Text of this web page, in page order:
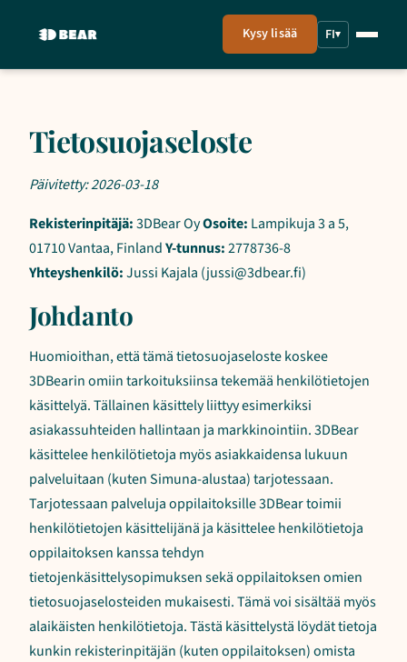
Kysy lisää FI▾
Tietosuojaseloste
Päivitetty: 2026-03-18
Rekisterinpitäjä:3DBear OyOsoite: Lampikuja 3 a 5,
01710 Vantaa, FinlandY-tunnus:2778736-8
Yhteyshenkilö:Jussi Kajala (jussi@3dbear.fi)
Johdanto
Huomioithan, että tämä tietosuojaseloste koskee
3DBearin omiin tarkoituksiinsa tekemää henkilötietojen
käsittelyä. Tällainen käsittely liittyy esimerkiksi
asiakassuhteiden hallintaan ja markkinointiin. 3DBear
käsittelee henkilötietoja myös asiakkaidensa lukuun
palveluitaan (kuten Simuna-alustaa) tarjotessaan.
Tarjotessaan palveluja oppilaitoksille 3DBear toimii
henkilötietojen käsittelijänä ja käsittelee henkilötietoja
oppilaitoksen kanssa tehdyn
tietojenkäsittelysopimuksen sekä oppilaitoksen omien
tietosuojaselosteiden mukaisesti. Tämä voi sisältää myös
alaikäisten henkilötietoja. Tästä käsittelystä löydät tietoja
kunkin rekisterinpitäjän (kuten oppilaitoksen) omista